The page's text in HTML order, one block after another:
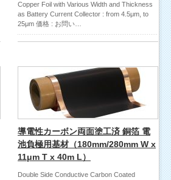
Copper Foil with Various Width and Thickness
as Battery Current Collector : from 4.5μm, to
25μm 価格 : お問い…
導電性カーボン両面塗工済 銅箔 電
池負極用基材（180mm/280mm W x
11μm T x 40m L）
Double Side Conductive Carbon Coated